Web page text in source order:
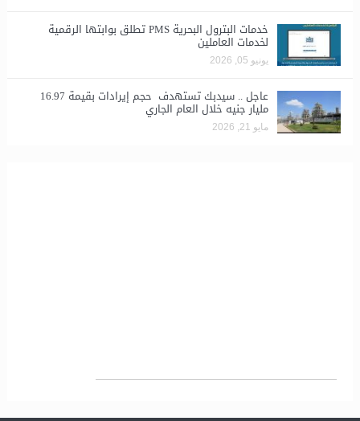
خدمات البترول البحرية PMS تطلق بوابتها الرقمية
لخدمات العاملين
يونيو 05, 2026
عاجل .. سيدبك تستهدف حجم إيرادات بقيمة 16.97
مليار جنيه خلال العام الجاري
مايو 21, 2026